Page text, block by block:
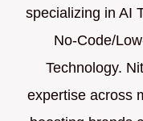
specializing in AI
No-Code/
Technology.
expertise across